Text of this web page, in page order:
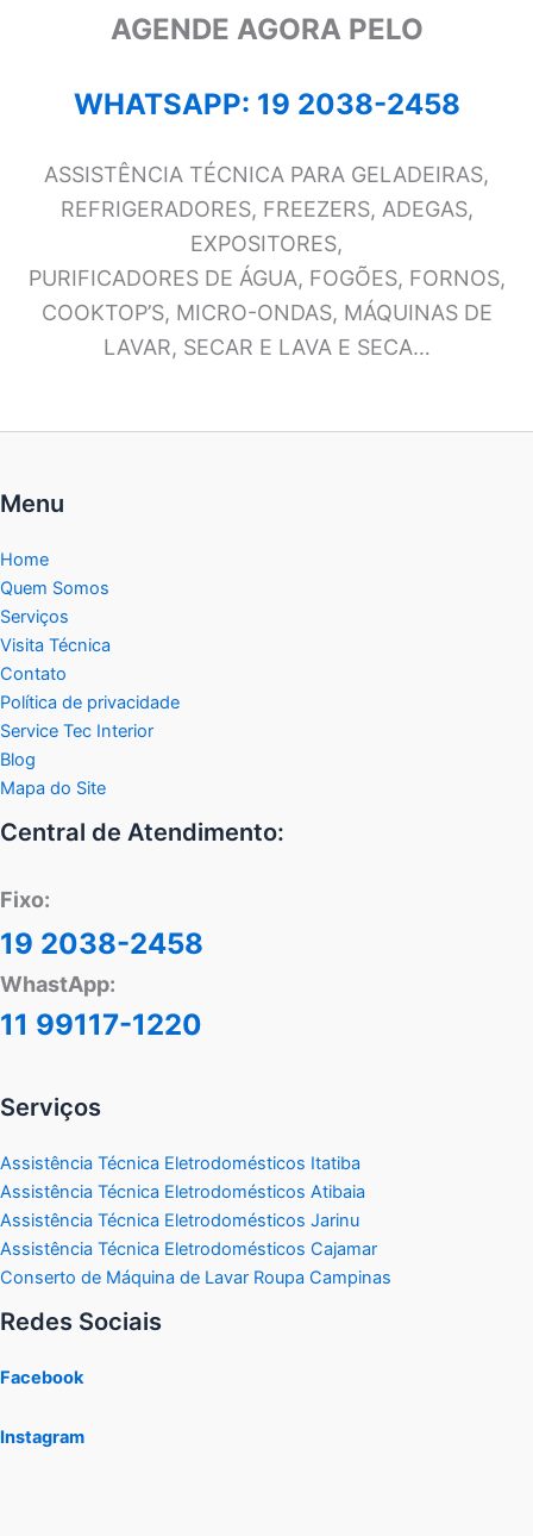
AGENDE AGORA PELO
WHATSAPP: 19 2038-2458
ASSISTÊNCIA TÉCNICA PARA GELADEIRAS,
REFRIGERADORES, FREEZERS, ADEGAS,
EXPOSITORES,
PURIFICADORES DE ÁGUA, FOGÕES, FORNOS,
COOKTOP’S, MICRO-ONDAS, MÁQUINAS DE
LAVAR, SECAR E LAVA E SECA…
Menu
Home
Quem Somos
Serviços
Visita Técnica
Contato
Política de privacidade
Service Tec Interior
Blog
Mapa do Site
Central de Atendimento:
Fixo:
19 2038-2458
WhastApp:
11 99117-1220
Serviços
Assistência Técnica Eletrodomésticos Itatiba
Assistência Técnica Eletrodomésticos Atibaia
Assistência Técnica Eletrodomésticos Jarinu
Assistência Técnica Eletrodomésticos Cajamar
Conserto de Máquina de Lavar Roupa Campinas
Redes Sociais
Facebook
Instagram